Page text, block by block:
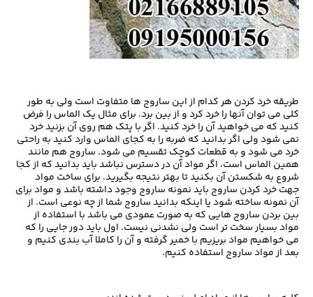
طریقه خرد کردن هر کدام از این ساروج ها متفاوت است ولی به طور
کلی می توان آنها را خرد کرد و از بین برد. برای مثال یک الماس را فرض
کنید که می خواهید آن را خرد کنید. اگر با پتک هم روی آن بزنید خرد
نمی شود ولی اگر بدانید که ضربه را به کجای الماس وارد کنید به راحتی
خرد می شود و به قطعات کوچک تقسیم می شود. ساروج هم مانند
همین الماس است، اگر مواد آن در دسترس نباشد باید بدانید که از کجا
شروع به شکستن آن بکنید تا بهتر نتیجه بگیرید. برای ساخت مواد
جهت خرد کردن ساروج باید نمونه ساروج وجود داشته باشد و مواد برای
آن نمونه ساخته شود یا اینکه بدانید ساروج شما از چه نوعی است. از
بین بردن ساروج هایی که به صورت عمودی می باشد با استفاده از
مواد بسیار سخت تر است ولی نشدنی نیست. اول باید دور جایی را که
می خواهیم مواد بریزیم با خمیر گرفته و آن را کاملا آب بندی کنیم و
بعد از مواد ساروج استفاده کنیم.